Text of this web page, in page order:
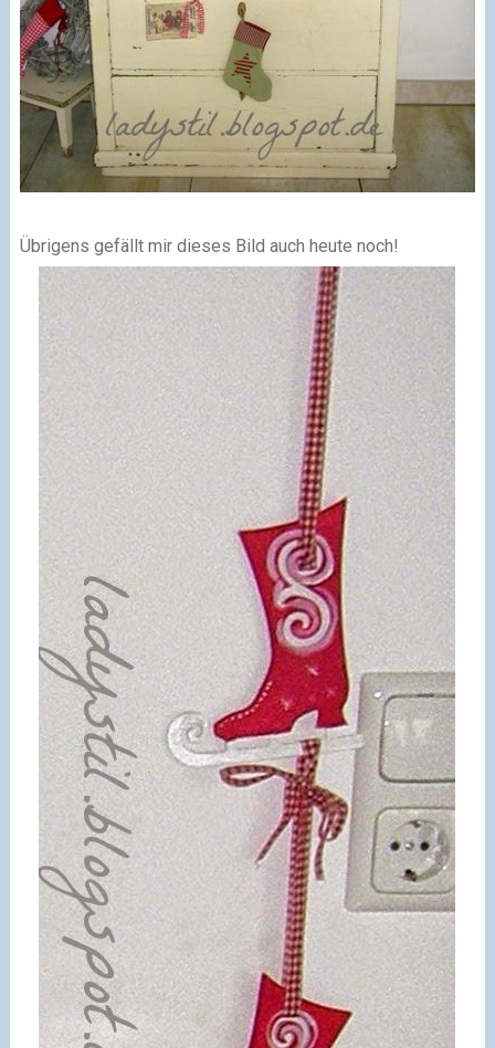
Übrigens gefällt mir dieses Bild auch heute noch!